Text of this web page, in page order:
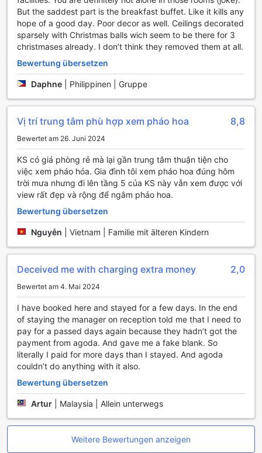
WLAN in allen Zimmern und in den öffentlichen Bereichen.
So können Sie bequem Ihre E-Mails abrufen oder Ihre
Reisepläne aktualisieren. Zudem haben Gäste Zugang zur
Executive Lounge, wo Sie in einer exklusiven Umgebung
entspannen und sich mit anderen Gästen austauschen
können. Für zusätzlichen Komfort sorgt auch der
Gepäckservice, der es Ihnen ermöglicht, Ihr Gepäck sicher
Transportmöglichkeiten im Saigon Tourane Hotel
Das Saigon Tourane Hotel in Da Nang bietet seinen Gästen
eine Vielzahl von erstklassigen Transportmöglichkeiten, die
Ihren Aufenthalt so angenehm wie möglich gestalten.
Beginnen Sie Ihre Reise stressfrei mit dem komfortablen
Flughafen-Transfer, der Sie direkt vom internationalen
Flughafen Da Nang zu unserem Hotel bringt. Für die
Erkundung der Umgebung stehen Ihnen verschiedene
Touren zur Verfügung, die Ihnen die schönsten
Sehenswürdigkeiten und versteckten Juwelen der Region
näherbringen.
Für Gäste, die mit dem eigenen Fahrzeug anreisen, bietet
das Hotel einen kostenlosen Parkplatz vor Ort sowie einen
Wenn Sie die Stadt auf eigene Faust erkunden möchten,
können Sie zudem einen Mietwagen buchen oder den
praktischen Shuttle-Service nutzen, der Sie zu den
wichtigsten Attraktionen bringt. Für weitere
Mobilitätsbedürfnisse steht Ihnen ein zuverlässiger Taxi-
Service zur Verfügung, und unser freundliches Personal
hilft Ihnen gerne bei der Ticketbuchung für lokale
Veranstaltungen und Sehenswürdigkeiten.
Zimmerausstattung im Saigon Tourane Hotel: Komfort
und Eleganz vereint
Komforts und der Eleganz, die jedem Gast ein
But the saddest part is the breakfast buffet. Like it kills any
hope of a good day. Poor decor as well. Ceilings decorated
sparsely with Christmas balls wich seem to be there for 3
christmases already. I don’t think they removed them at all.
Bewertung übersetzen
Daphne Philippinen | Gruppe
Vị trí trung tâm phù hợp xem pháo hoa 8,8
Bewertet am 26. Juni 2024
KS có giá phòng rẻ mà lại gần trung tâm thuận tiện cho
việc xem pháo hóa. Gia đình tôi xem pháo hoa đúng hôm
trời mưa nhưng đi lên tầng 5 của KS này vẫn xem được với
view rất đẹp và rộng để ngắm pháo hoa.
Bewertung übersetzen
Nguyễn Vietnam | Familie mit älteren Kindern
Deceived me with charging extra money 2,0
Bewertet am 4. Mai 2024
I have booked here and stayed for a few days. In the end
of staying the manager on reception told me that I need to
pay for a passed days again because they hadn’t got the
payment from agoda. And gave me a fake blank. So
literally I paid for more days than I stayed. And agoda
couldn’t do anything with it also.
Bewertung übersetzen
Artur Malaysia | Allein unterwegs
Weitere Bewertungen anzeigen